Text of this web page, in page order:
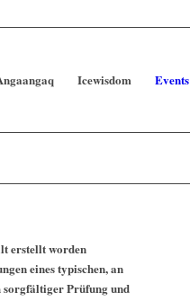
Icewisdom Events
erstellt worden
eines typischen, an
sorgfältiger Prüfung und